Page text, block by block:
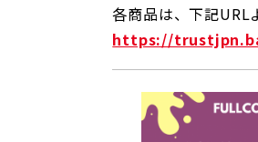
各商品は、下記URL
https://